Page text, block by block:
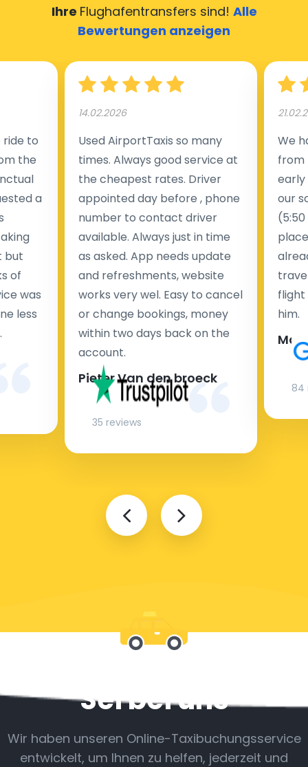
am Flughafen. Nach der Abholung durch den Fahrer
bringt er Sie zu jedem gewünschten Ziel, zu allen
ein anderes Land.
Taxitransfer zu allentouristischen Orten
Ihre Flughafentransfers sind! Alle
Bewertungen anzeigen
to
the
a
but
of
was
less
14.02.2026
Used AirportTaxis so many
times. Always good service at
the cheapest rates. Driver
appointed day before , phone
number to contact driver
available. Always just in time
as asked. App needs update
and refreshments, website
works very wel. Easy to cancel
or change bookings, money
within two days back on the
account.
Pieter Van den broeck
35 reviews
We
from
early
our
flight
him.
84
Sei bei uns
Wir haben unseren Online-Taxibuchungsservice
entwickelt, um Ihnen zu helfen, jederzeit und